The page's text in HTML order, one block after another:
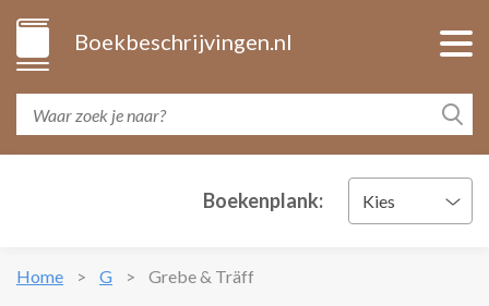
Boekbeschrijvingen.nl
Boekenplank: Kies
Home G Grebe & Träff